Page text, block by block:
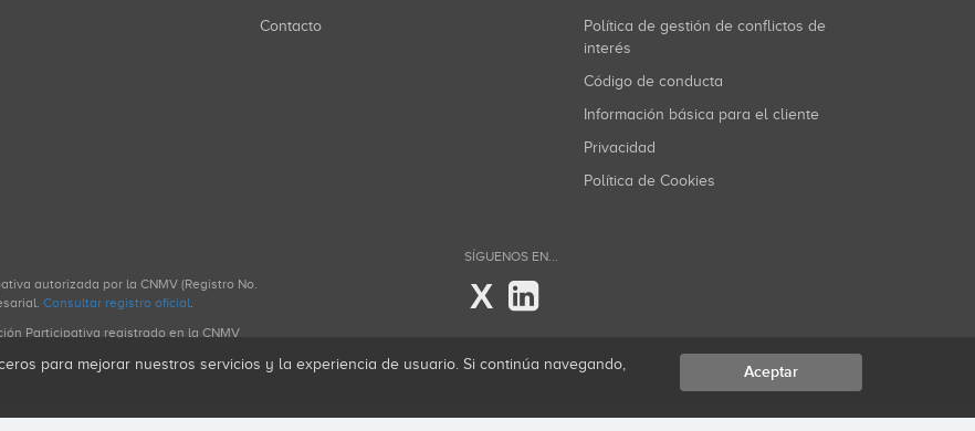
Contacto
Política de gestión de conflictos de
interés
Código de conducta
Información básica para el cliente
Privacidad
Política de Cookies
autorizada por la CNMV (Registro No.
Consultar registro oficial.
Participativa registrado en la CNMV
SÍGUENOS EN...
X
para mejorar nuestros servicios y la experiencia de usuario. Si continúa navegando,
Aceptar